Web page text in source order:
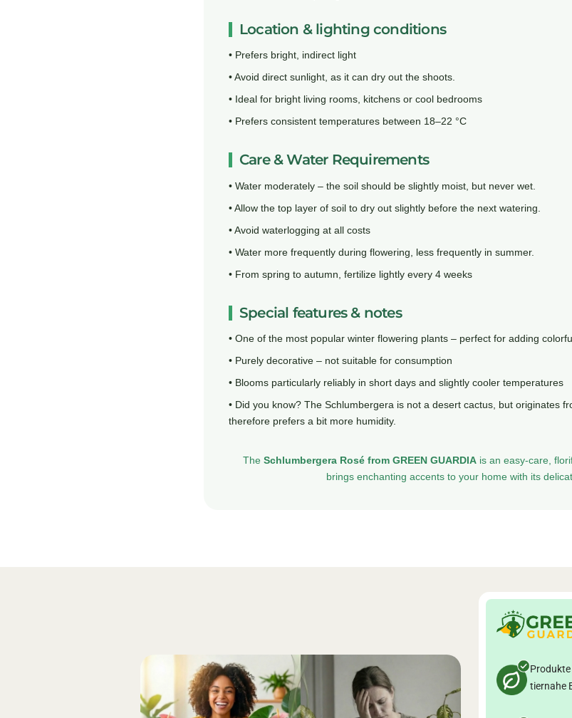
Location & lighting conditions
• Prefers bright, indirect light
• Avoid direct sunlight, as it can dry out the shoots.
• Ideal for bright living rooms, kitchens or cool bedrooms
• Prefers consistent temperatures between 18–22 °C
Care & Water Requirements
• Water moderately – the soil should be slightly moist, but never wet.
• Allow the top layer of soil to dry out slightly before the next watering.
• Avoid waterlogging at all costs
• Water more frequently during flowering, less frequently in summer.
• From spring to autumn, fertilize lightly every 4 weeks
Special features & notes
• One of the most popular winter flowering plants – perfect for adding
• Purely decorative – not suitable for consumption
• Blooms particularly reliably in short days and slightly cooler temperatures
• Did you know? The Schlumbergera is not a desert cactus, but originates
therefore prefers a bit more humidity.
TheSchlumbergera Rosé from GREEN GUARDIA is an easy-care,
brings enchanting accents to your home with its
Produkte
tiernahe